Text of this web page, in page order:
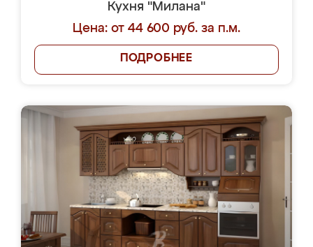
Кухня "Милана"
Цена: от 44 600 руб. за п.м.
ПОДРОБНЕЕ